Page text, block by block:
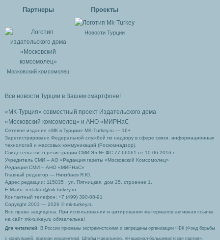
Партнеры
Московский комсомолец
Проекты
Новости Турции
Все новости Турции в Вашем смартфоне!
«МК-Турция» совместный проект Издательского дома
«Московский комсомолец» и АНО «МИРНаС
Сетевое издание «МК в Турции» MK-Turkey.ru — 16+
Зарегистрировано Федеральной службой по надзору в сфере связи, информационных
технологий и массовых коммуникаций (Роскомнадзор).
Свидетельство о регистрации СМИ Эл № ФС 77-66061 от 10.06.2016 г.
Учредитель СМИ – АО «Редакция газеты «Московский Комсомолец»
Редакция СМИ – АНО «МИРНаС»
Главный редактор — Ниязбаев Я.Ю.
Адрес редакции: 115035 , ул. Пятницкая, дом 25, строение 1.
Е-Маил: redaktor@mk-turkey.ru
Контактный телефон: +7 (499) 390-08-91
Copyright 2003 — 2026 © mk-turkey.ru
Все права защищены. При использовании и цитировании материалов активная ссылка
на сайт mk-turkey.ru обязательна!
Для читателей : В России признаны экстремистскими и запрещены организации ФБК (Фонд борьбы
с коррупцией, признан иноагентом), Штабы Навального, «Национал-большевистская партия»,